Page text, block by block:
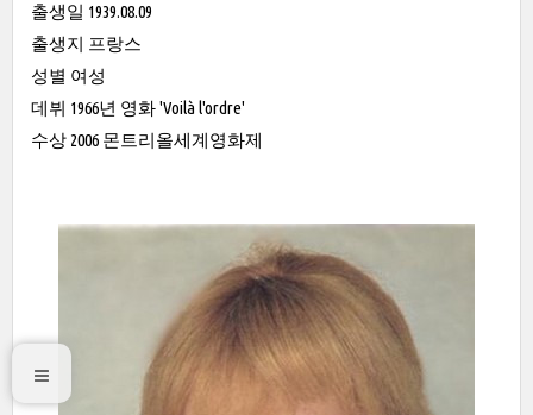
출생일 1939.08.09
출생지 프랑스
성별 여성
데뷔 1966년 영화 'Voilà l'ordre'
수상 2006 몬트리올세계영화제